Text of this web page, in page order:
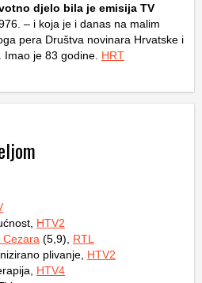
djelo bila je emisija TV
– i koja je i danas na malim
pera Društva novinara Hrvatske i
je 83 godine. HRT
HTV2
Cezara (5,9), RTL
plivanje, HTV2
HTV4